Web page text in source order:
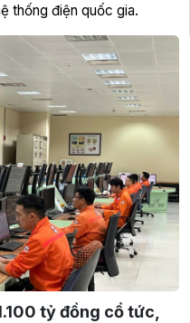
tỷ đồng cổ tức,
thống điện quốc gia.